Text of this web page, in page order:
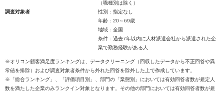
（職種別は除く）
調査対象者
性別：指定なし
年齢：20～69歳
地域：全国
条件：過去7年以内に人材派遣会社から派遣された企
業で勤務経験がある人
※オリコン顧客満足度ランキングは、データクリーニング（回収したデータから不正回答や異
常値を排除）および調査対象者条件から外れた回答を除外した上で作成しています。
※「総合ランキング」、「評価項目別」、部門の「業態別」においては有効回答者数が規定人
数を満たした企業のみランクイン対象となります。その他の部門においては有効回答者数が規